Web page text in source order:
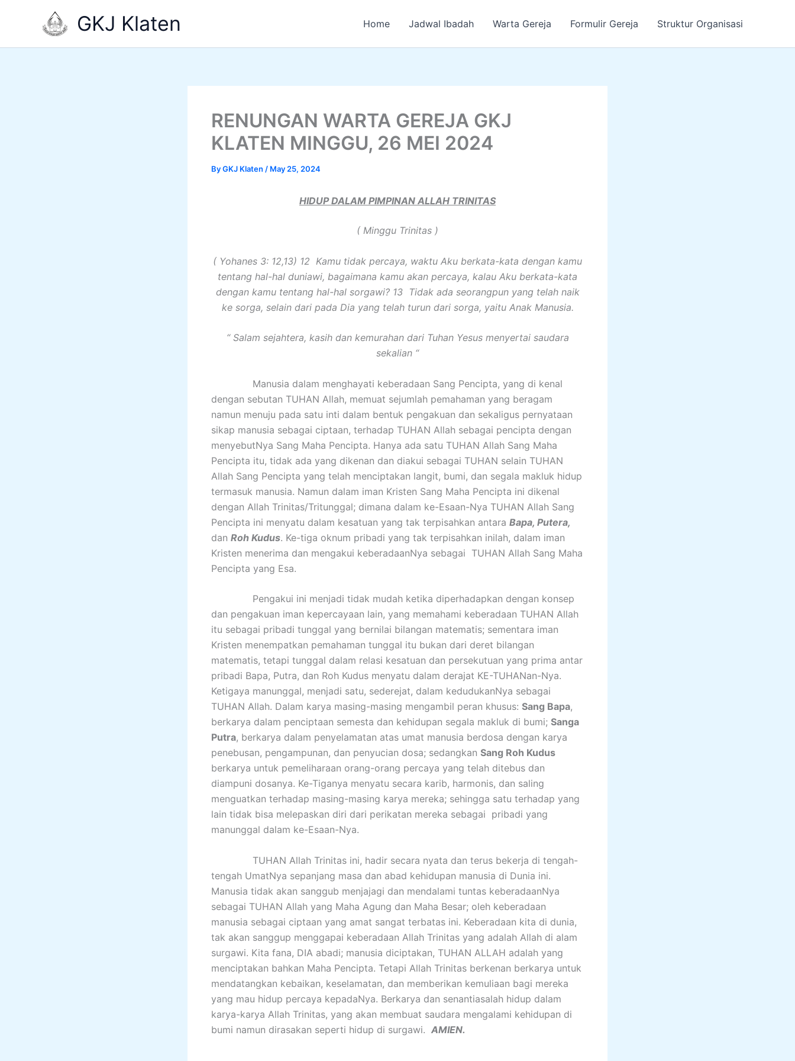
GKJ Klaten Home Jadwal Ibadah Warta Gereja Formulir Gereja Struktur Organisasi
RENUNGAN WARTA GEREJA GKJ
KLATEN MINGGU, 26 MEI 2024
ByGKJ Klaten / May 25, 2024
HIDUP DALAM PIMPINAN ALLAH TRINITAS
( Minggu Trinitas )
( Yohanes 3: 12,13) 12 Kamu tidak percaya, waktu Aku berkata-kata dengan kamu
tentang hal-hal duniawi, bagaimana kamu akan percaya, kalau Aku berkata-kata
dengan kamu tentang hal-hal sorgawi? 13 Tidak ada seorangpun yang telah naik
ke sorga, selain dari pada Dia yang telah turun dari sorga, yaitu Anak Manusia.
“ Salam sejahtera, kasih dan kemurahan dari Tuhan Yesus menyertai saudara
sekalian “
Manusia dalam menghayati keberadaan Sang Pencipta, yang di kenal
dengan sebutan TUHAN Allah, memuat sejumlah pemahaman yang beragam
namun menuju pada satu inti dalam bentuk pengakuan dan sekaligus pernyataan
sikap manusia sebagai ciptaan, terhadap TUHAN Allah sebagai pencipta dengan
menyebutNya Sang Maha Pencipta. Hanya ada satu TUHAN Allah Sang Maha
Pencipta itu, tidak ada yang dikenan dan diakui sebagai TUHAN selain TUHAN
Allah Sang Pencipta yang telah menciptakan langit, bumi, dan segala makluk hidup
termasuk manusia. Namun dalam iman Kristen Sang Maha Pencipta ini dikenal
dengan Allah Trinitas/Tritunggal; dimana dalam ke-Esaan-Nya TUHAN Allah Sang
Pencipta ini menyatu dalam kesatuan yang tak terpisahkan antara Bapa, Putera,
dan Roh Kudus. Ke-tiga oknum pribadi yang tak terpisahkan inilah, dalam iman
Kristen menerima dan mengakui keberadaanNya sebagai TUHAN Allah Sang Maha
Pencipta yang Esa.
Pengakui ini menjadi tidak mudah ketika diperhadapkan dengan konsep
dan pengakuan iman kepercayaan lain, yang memahami keberadaan TUHAN Allah
itu sebagai pribadi tunggal yang bernilai bilangan matematis; sementara iman
Kristen menempatkan pemahaman tunggal itu bukan dari deret bilangan
matematis, tetapi tunggal dalam relasi kesatuan dan persekutuan yang prima antar
pribadi Bapa, Putra, dan Roh Kudus menyatu dalam derajat KE-TUHANan-Nya.
Ketigaya manunggal, menjadi satu, sederejat, dalam kedudukanNya sebagai
TUHAN Allah. Dalam karya masing-masing mengambil peran khusus: Sang Bapa,
berkarya dalam penciptaan semesta dan kehidupan segala makluk di bumi; Sanga
Putra, berkarya dalam penyelamatan atas umat manusia berdosa dengan karya
penebusan, pengampunan, dan penyucian dosa; sedangkan Sang Roh Kudus
berkarya untuk pemeliharaan orang-orang percaya yang telah ditebus dan
diampuni dosanya. Ke-Tiganya menyatu secara karib, harmonis, dan saling
menguatkan terhadap masing-masing karya mereka; sehingga satu terhadap yang
lain tidak bisa melepaskan diri dari perikatan mereka sebagai pribadi yang
manunggal dalam ke-Esaan-Nya.
TUHAN Allah Trinitas ini, hadir secara nyata dan terus bekerja di tengah-
tengah UmatNya sepanjang masa dan abad kehidupan manusia di Dunia ini.
Manusia tidak akan sanggub menjajagi dan mendalami tuntas keberadaanNya
sebagai TUHAN Allah yang Maha Agung dan Maha Besar; oleh keberadaan
manusia sebagai ciptaan yang amat sangat terbatas ini. Keberadaan kita di dunia,
tak akan sanggup menggapai keberadaan Allah Trinitas yang adalah Allah di alam
surgawi. Kita fana, DIA abadi; manusia diciptakan, TUHAN ALLAH adalah yang
menciptakan bahkan Maha Pencipta. Tetapi Allah Trinitas berkenan berkarya untuk
mendatangkan kebaikan, keselamatan, dan memberikan kemuliaan bagi mereka
yang mau hidup percaya kepadaNya. Berkarya dan senantiasalah hidup dalam
karya-karya Allah Trinitas, yang akan membuat saudara mengalami kehidupan di
bumi namun dirasakan seperti hidup di surgawi. AMIEN.